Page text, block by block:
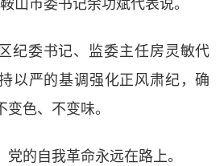
山市委书记余功斌代表说。
纪委书记、监委主任房灵敏代
以严的基调强化正风肃纪，确
色、不变味。
党的自我革命永远在路上。